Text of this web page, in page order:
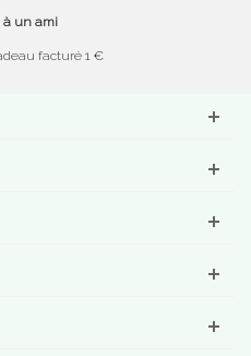
à un ami
facturé 1 €